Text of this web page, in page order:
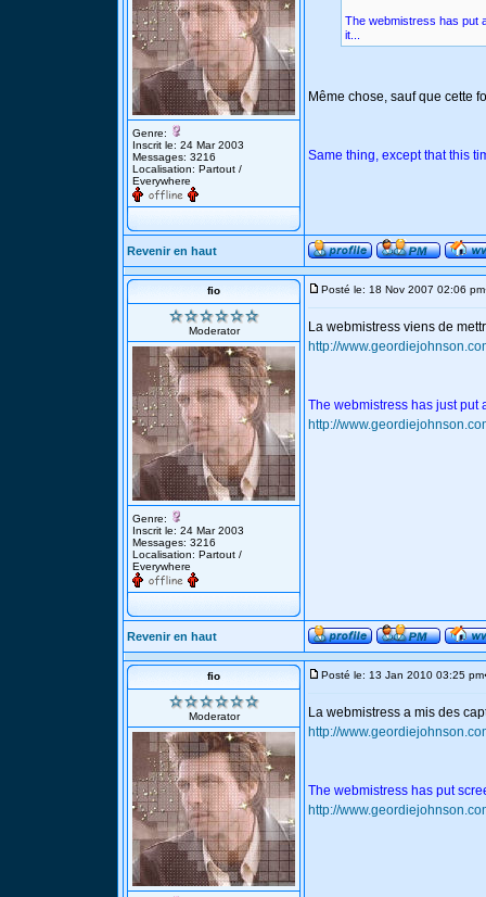
Genre:
Inscrit le: 24 Mar 2003
Messages: 3216
Localisation: Partout /
Everywhere
The webmistress has put
it...
Même chose, sauf que cette
Same thing, except that this
Revenir en haut
fio
Moderator
Genre:
Inscrit le: 24 Mar 2003
Messages: 3216
Localisation: Partout /
Everywhere
Posté le: 18 Nov 2007 02:06 pm
La webmistress viens de
http://
The webmistress has just put
http://
Revenir en haut
fio
Moderator
Posté le: 13 Jan 2010 03:25 pm
La webmistress a mis des
http://
The webmistress has put
http://